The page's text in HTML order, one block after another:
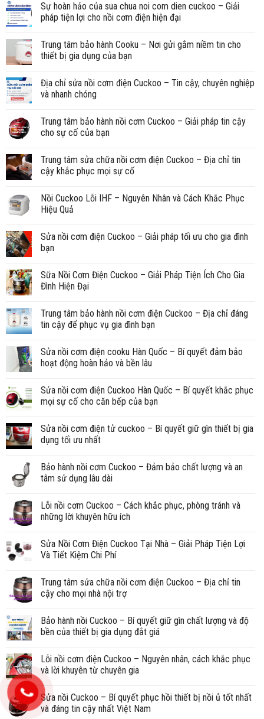
Sự hoàn hảo của sua chua noi com dien cuckoo – Giải
pháp tiện lợi cho nồi cơm điện hiện đại
Trung tâm bảo hành Cooku – Nơi gửi gắm niềm tin cho
thiết bị gia dụng của bạn
Địa chỉ sửa nồi cơm điện Cuckoo – Tin cậy, chuyên nghiệp
và nhanh chóng
Trung tâm bảo hành nồi cơm Cuckoo – Giải pháp tin cậy
cho sự cố của bạn
Trung tâm sửa chữa nồi cơm điện Cuckoo – Địa chỉ tin
cậy khắc phục mọi sự cố
Nồi Cuckoo Lỗi IHF – Nguyên Nhân và Cách Khắc Phục
Hiệu Quả
Sửa nồi cơm điện Cuckoo – Giải pháp tối ưu cho gia đình
bạn
Sữa Nồi Cơm Điện Cuckoo – Giải Pháp Tiện Ích Cho Gia
Đình Hiện Đại
Trung tâm bảo hành nồi cơm điện Cuckoo – Địa chỉ đáng
tin cậy để phục vụ gia đình bạn
Sửa nồi cơm điện cooku Hàn Quốc – Bí quyết đảm bảo
hoạt động hoàn hảo và bền lâu
Sửa nồi cơm điện Cuckoo Hàn Quốc – Bí quyết khắc phục
mọi sự cố cho căn bếp của bạn
Sửa nồi cơm điện tử cuckoo – Bí quyết giữ gìn thiết bị gia
dụng tối ưu nhất
Bảo hành nồi cơm Cuckoo – Đảm bảo chất lượng và an
tâm sử dụng lâu dài
Lỗi nồi cơm Cuckoo – Cách khắc phục, phòng tránh và
những lời khuyên hữu ích
Sửa Nồi Cơm Điện Cuckoo Tại Nhà – Giải Pháp Tiện Lợi
Và Tiết Kiệm Chi Phí
Trung tâm sửa chữa nồi cơm điện Cuckoo – Địa chỉ tin
cậy cho mọi nhà nội trợ
Bảo hành nồi Cuckoo – Bí quyết giữ gìn chất lượng và độ
bền của thiết bị gia dụng đắt giá
Lỗi nồi cơm điện Cuckoo – Nguyên nhân, cách khắc phục
và lời khuyên từ chuyên gia
Sửa nồi Cuckoo – Bí quyết phục hồi thiết bị nồi ủ tốt nhất
và đáng tin cậy nhất Việt Nam